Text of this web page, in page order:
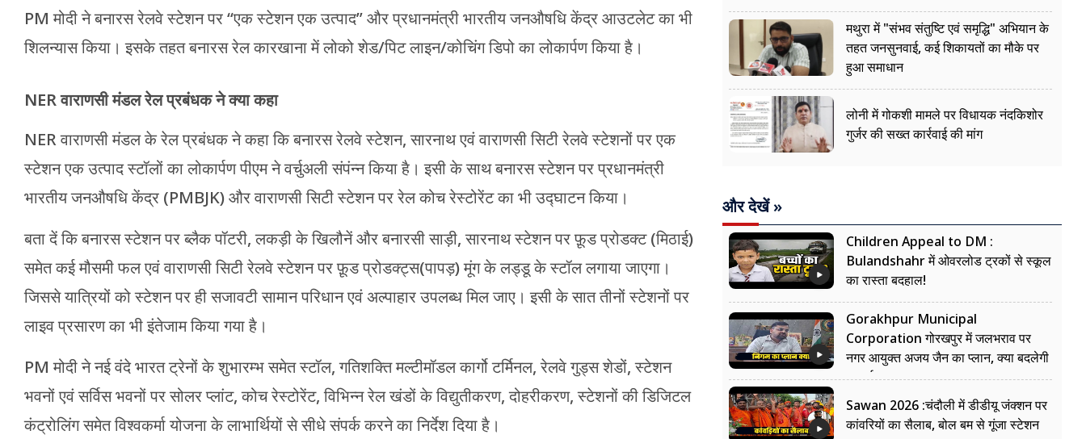
PM मोदी ने बनारस रेलवे स्टेशन पर “एक स्टेशन एक उत्पाद” और प्रधानमंत्री भारतीय जनऔषधि केंद्र आउटलेट का भी
शिलन्यास किया। इसके तहत बनारस रेल कारखाना में लोको शेड/पिट लाइन/कोचिंग डिपो का लोकार्पण किया है।
NER वाराणसी मंडल रेल प्रबंधक ने क्या कहा
NER वाराणसी मंडल के रेल प्रबंधक ने कहा कि बनारस रेलवे स्टेशन, सारनाथ एवं वाराणसी सिटी रेलवे स्टेशनों पर एक
स्टेशन एक उत्पाद स्टॉलों का लोकार्पण पीएम ने वर्चुअली संपंन्न किया है। इसी के साथ बनारस स्टेशन पर प्रधानमंत्री
भारतीय जनऔषधि केंद्र (PMBJK) और वाराणसी सिटी स्टेशन पर रेल कोच रेस्टोरेंट का भी उद्घाटन किया।
बता दें कि बनारस स्टेशन पर ब्लैक पॉटरी, लकड़ी के खिलौनें और बनारसी साड़ी, सारनाथ स्टेशन पर फ़ूड प्रोडक्ट (मिठाई)
समेत कई मौसमी फल एवं वाराणसी सिटी रेलवे स्टेशन पर फ़ूड प्रोडक्ट्स(पापड़) मूंग के लड्डू के स्टॉल लगाया जाएगा।
जिससे यात्रियों को स्टेशन पर ही सजावटी सामान परिधान एवं अल्पाहार उपलब्ध मिल जाए। इसी के सात तीनों स्टेशनों पर
लाइव प्रसारण का भी इंतेजाम किया गया है।
PM मोदी ने नई वंदे भारत ट्रेनों के शुभारम्भ समेत स्टॉल, गतिशक्ति मल्टीमॉडल कार्गो टर्मिनल, रेलवे गुड्स शेडों, स्टेशन
भवनों एवं सर्विस भवनों पर सोलर प्लांट, कोच रेस्टोरेंट, विभिन्न रेल खंडों के विद्युतीकरण, दोहरीकरण, स्टेशनों की डिजिटल
कंट्रोलिंग समेत विश्वकर्मा योजना के लाभार्थियों से सीधे संपर्क करने का निर्देश दिया है।
मथुरा में "संभव संतुष्टि एवं समृद्धि" अभियान के
तहत जनसुनवाई, कई शिकायतों का मौके पर
हुआ समाधान
लोनी में गोकशी मामले पर विधायक नंदकिशोर
गुर्जर की सख्त कार्रवाई की मांग
और देखें »
Children Appeal to DM :
Bulandshahr में ओवरलोड ट्रकों से स्कूल
का रास्ता बदहाल!
Gorakhpur Municipal
Corporation गोरखपुर में जलभराव पर
नगर आयुक्त अजय जैन का प्लान, क्या बदलेगी
सफाई?
Sawan 2026 :चंदौली में डीडीयू जंक्शन पर
कांवरियों का सैलाब, बोल बम से गूंजा स्टेशन